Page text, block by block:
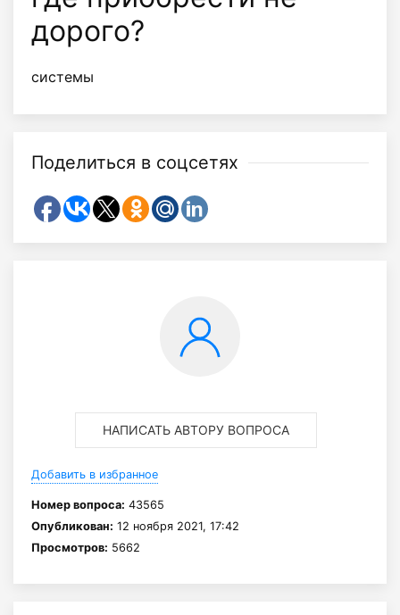
дорого?
системы
Поделиться в соцсетях
НАПИСАТЬ АВТОРУ ВОПРОСА
Добавить в избранное
Номер вопроса: 43565
Опубликован: 12 ноября 2021, 17:42
Просмотров: 5662